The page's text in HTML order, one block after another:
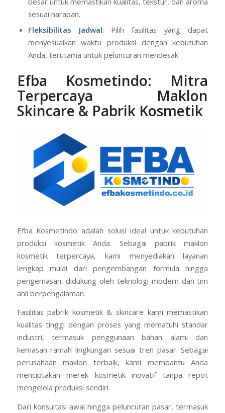
sesuai harapan.
Fleksibilitas Jadwal: Pilih fasilitas yang dapat
menyesuaikan waktu produksi dengan kebutuhan
Anda, terutama untuk peluncuran mendesak.
Efba Kosmetindo: Mitra
Terpercaya Maklon
Skincare & Pabrik Kosmetik
Efba Kosmetindo adalah solusi ideal untuk kebutuhan
produksi kosmetik Anda. Sebagai pabrik maklon
kosmetik terpercaya, kami menyediakan layanan
lengkap mulai dari pengembangan formula hingga
pengemasan, didukung oleh teknologi modern dan tim
ahli berpengalaman.
Fasilitas pabrik kosmetik & skincare kami memastikan
kualitas tinggi dengan proses yang mematuhi standar
industri, termasuk penggunaan bahan alami dan
kemasan ramah lingkungan sesuai tren pasar. Sebagai
perusahaan maklon terbaik, kami membantu Anda
menciptakan merek kosmetik inovatif tanpa repot
mengelola produksi sendiri.
Dari konsultasi awal hingga peluncuran pasar, termasuk